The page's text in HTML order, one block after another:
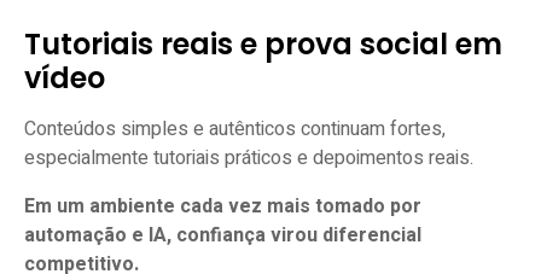
Tutoriais reais e prova social em
vídeo
Conteúdos simples e autênticos continuam fortes,
especialmente tutoriais práticos e depoimentos reais.
Em um ambiente cada vez mais tomado por
automação e IA, confiança virou diferencial
competitivo.